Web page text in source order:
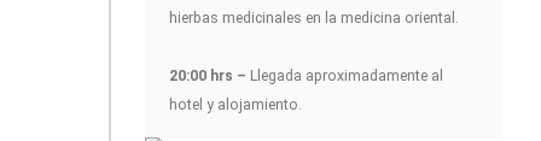
hierbas medicinales en la medicina oriental.
20:00 hrs – Llegada aproximadamente al
hotel y alojamiento.